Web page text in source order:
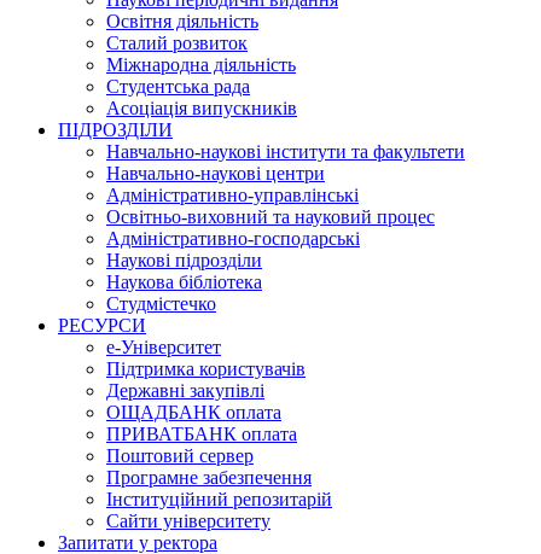
Освітня діяльність
Сталий розвиток
Міжнародна діяльність
Студентська рада
Асоціація випускників
ПІДРОЗДІЛИ
Навчально-наукові інститути та факультети
Навчально-наукові центри
Адміністративно-управлінські
Освітньо-виховний та науковий процес
Адміністративно-господарські
Наукові підрозділи
Наукова бібліотека
Студмістечко
РЕСУРСИ
е-Університет
Підтримка користувачів
Державні закупівлі
ОЩАДБАНК оплата
ПРИВАТБАНК оплата
Поштовий сервер
Програмне забезпечення
Інституційний репозитарій
Сайти університету
Запитати у ректора